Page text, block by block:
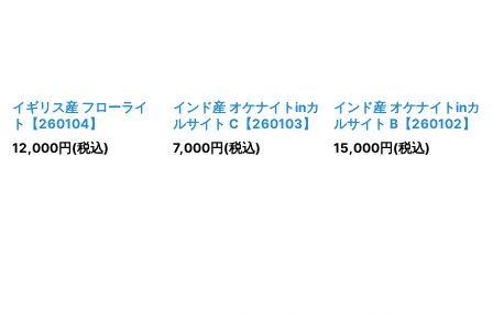
イギリス産 フローライ
ト【260104】
12,000円(税込)
インド産 オケナイトinカ
ルサイト C【260103】
7,000円(税込)
インド産 オケナイトinカ
ルサイト B【260102】
15,000円(税込)